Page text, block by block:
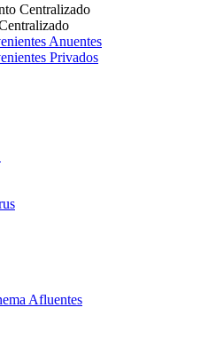
Centralizado
Anuentes
Privados
Afluentes